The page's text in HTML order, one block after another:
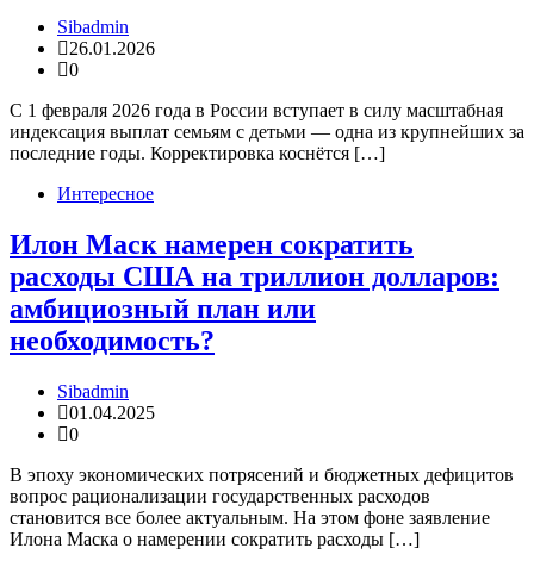
Sibadmin
26.01.2026
0
С 1 февраля 2026 года в России вступает в силу масштабная
индексация выплат семьям с детьми — одна из крупнейших за
последние годы. Корректировка коснётся […]
Интересное
Илон Маск намерен сократить
расходы США на триллион долларов:
амбициозный план или
необходимость?
Sibadmin
01.04.2025
0
В эпоху экономических потрясений и бюджетных дефицитов
вопрос рационализации государственных расходов
становится все более актуальным. На этом фоне заявление
Илона Маска о намерении сократить расходы […]